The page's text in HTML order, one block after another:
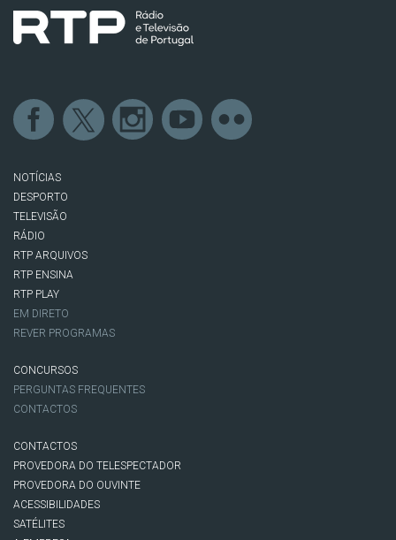
NOTÍCIAS
DESPORTO
TELEVISÃO
RÁDIO
RTP ARQUIVOS
RTP ENSINA
RTP PLAY
EM DIRETO
REVER PROGRAMAS
CONCURSOS
PERGUNTAS FREQUENTES
CONTACTOS
CONTACTOS
PROVEDORA DO TELESPECTADOR
PROVEDORA DO OUVINTE
ACESSIBILIDADES
SATÉLITES